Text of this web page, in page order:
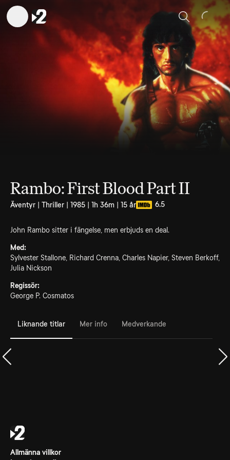
Sök
Rambo: First Blood Part II
Äventyr | Thriller | 1985 | 1h 36m | 15 år 6.5
John Rambo sitter i fängelse, men erbjuds en deal.
Med:
Sylvester Stallone, Richard Crenna, Charles Napier, Steven Berkoff,
Julia Nickson
Regissör:
George P. Cosmatos
Liknande titlar Mer info Medverkande
Allmänna villkor